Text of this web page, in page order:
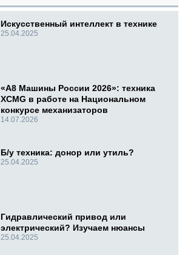
Искусственный интеллект в технике
25.04.2025
«А8 Машины России 2026»: техника
XCMG в работе на Национальном
конкурсе механизаторов
14.07.2026
Б/у техника: донор или утиль?
25.04.2025
Гидравлический привод или
электрический? Изучаем нюансы
25.04.2025